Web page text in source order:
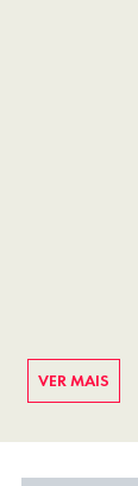
VER MAIS